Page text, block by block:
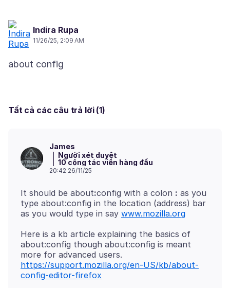
Indira Rupa
11/26/25, 2:09 AM
Tất cả các câu trả lời (1)
James
Người xét duyệt
10 cộng tác viên hàng đầu
20:42 26/11/25
It should be about:config with a colon : as you
type about:config in the location (address) bar
as you would type in say www.mozilla.org
Here is a kb article explaining the basics of
about:config though about:config is meant
more for advanced users.
https://support.mozilla.org/en-US/kb/about-
config-editor-firefox